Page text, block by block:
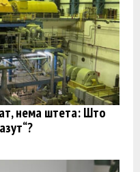
нема штета: Што